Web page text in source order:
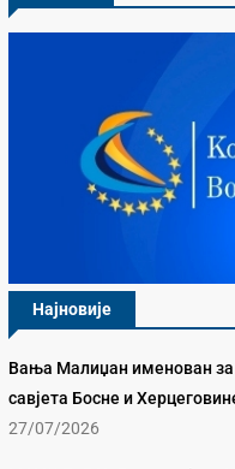
Најновије
Вања Малиџан именован за
савјета Босне и
27/07/2026